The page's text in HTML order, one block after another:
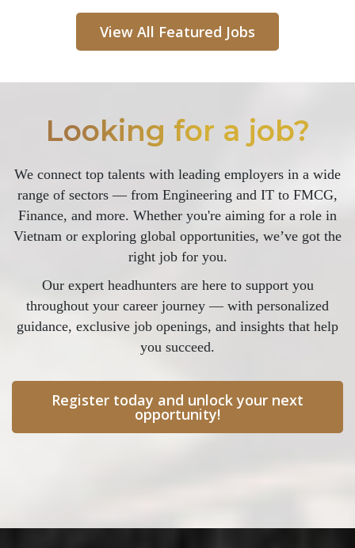
View All Featured Jobs
Looking for a job?
We connect top talents with leading employers in a wide
range of sectors — from Engineering and IT to FMCG,
Finance, and more. Whether you're aiming for a role in
Vietnam or exploring global opportunities, we’ve got the
right job for you.
Our expert headhunters are here to support you
throughout your career journey — with personalized
guidance, exclusive job openings, and insights that help
you succeed.
Register today and unlock your next
opportunity!